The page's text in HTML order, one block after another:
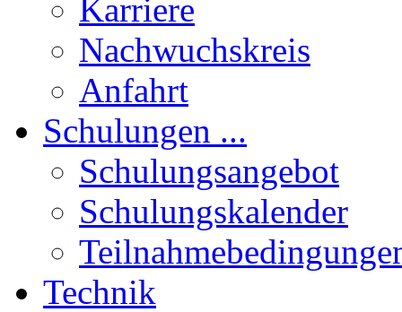
Karriere
Nachwuchskreis
Anfahrt
Schulungen ...
Schulungsangebot
Schulungskalender
Technik